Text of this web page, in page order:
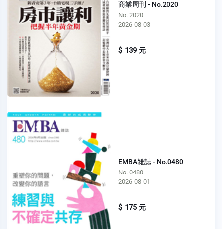
商業周刊 - No.2020
No. 2020
2026-08-03
$ 139 元
EMBA雜誌 - No.0480
No. 0480
2026-08-01
$ 175 元